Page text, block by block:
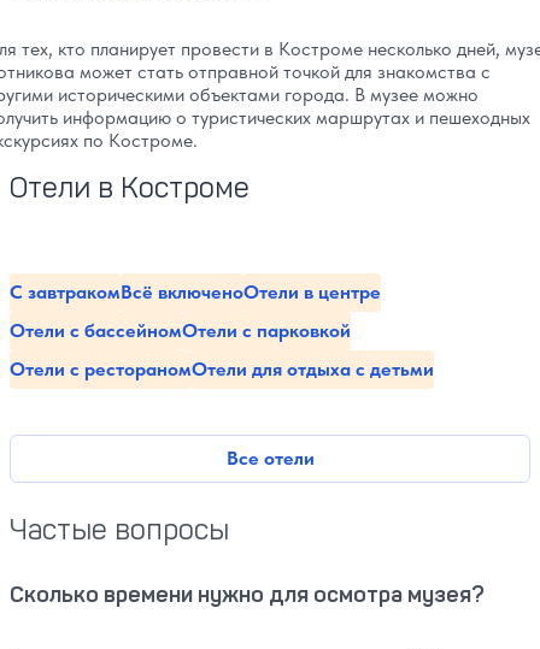
тех, кто планирует провести в Костроме несколько дней,
может стать отправной точкой для знакомства с
историческими объектами города. В музее можно
информацию о туристических маршрутах и пешеходных
по Костроме.
Отели в Костроме
Все отели
С завтракомВсё включеноОтели в центре
Отели с бассейномОтели с парковкой
Отели с рестораномОтели для отдыха с детьми
Частые вопросы
Сколько времени нужно для осмотра музея?